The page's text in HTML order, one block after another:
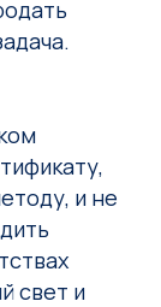
и не
свет и